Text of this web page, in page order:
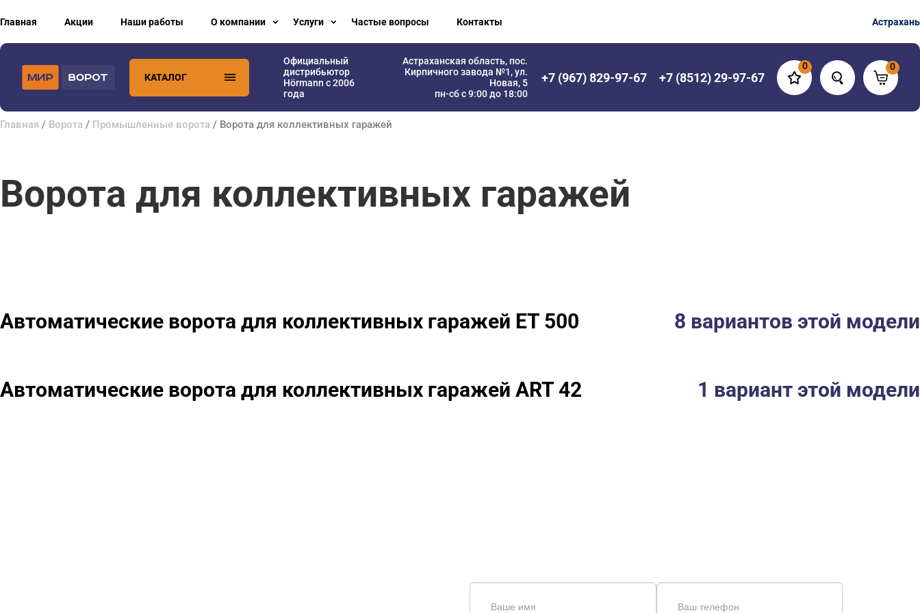
Главная Акции Наши работы О компании Услуги Частые вопросы Контакты Астрахань
КАТАЛОГ
Официальный
дистрибьютор
Hörmann с 2006
года
Астраханская область, пос.
Кирпичного завода №1, ул.
Новая, 5
пн-сб с 9:00 до 18:00
+7 (967) 829-97-67 +7 (8512) 29-97-67
0 0
Главная / Ворота / Промышленные ворота / Ворота для коллективных гаражей
Ворота для коллективных гаражей
Автоматические ворота для коллективных гаражей ET 500 8 вариантов этой модели
Автоматические ворота для коллективных гаражей ART 42 1 вариант этой модели